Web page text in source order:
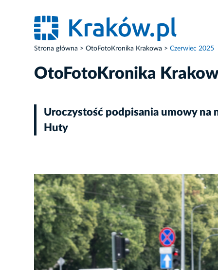
Strona główna OtoFotoKronika Krakowa Czerwiec 2025
OtoFotoKronika
Uroczystość podpisania umowy
Huty